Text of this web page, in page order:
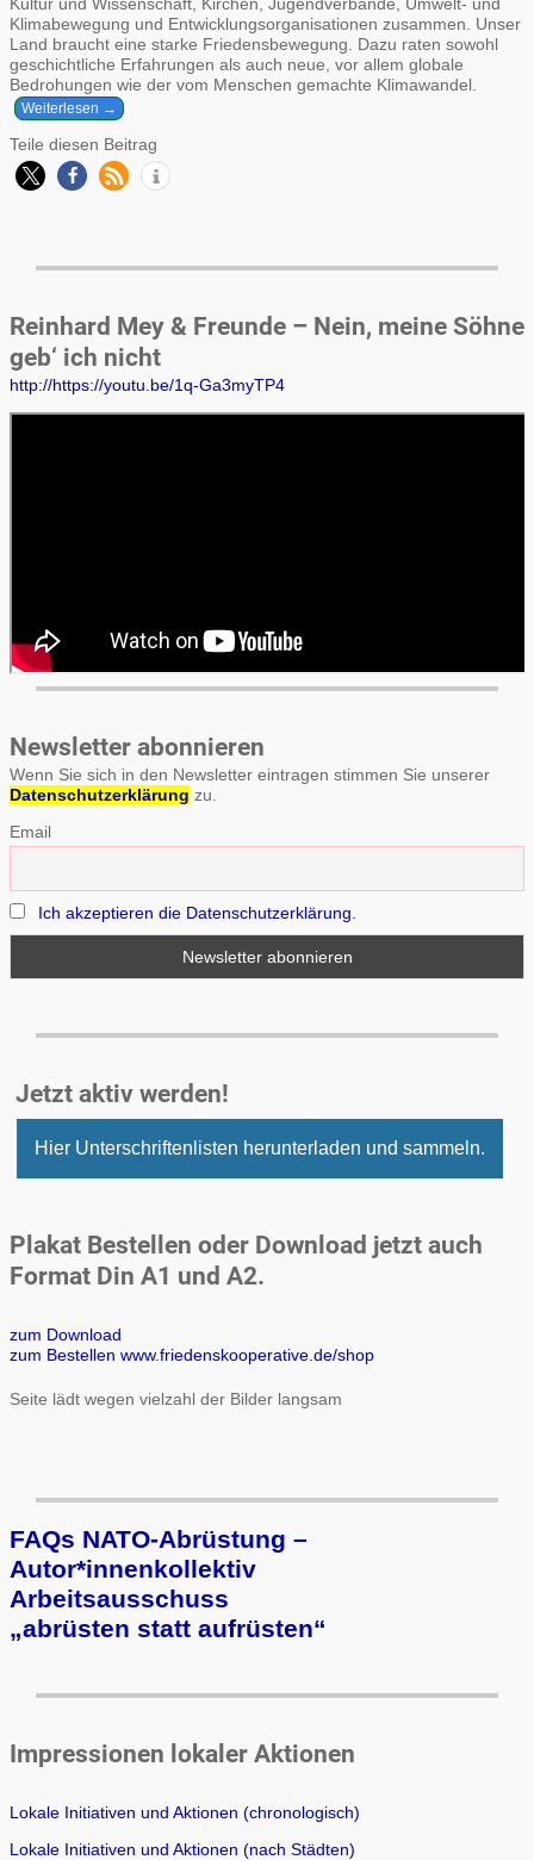
Kultur und Wissenschaft, Kirchen, Jugendverbände, Umwelt- und
Klimabewegung und Entwicklungsorganisationen zusammen. Unser
Land braucht eine starke Friedensbewegung. Dazu raten sowohl
geschichtliche Erfahrungen als auch neue, vor allem globale
Bedrohungen wie der vom Menschen gemachte Klimawandel.
Weiterlesen →
Teile diesen Beitrag
Reinhard Mey & Freunde – Nein, meine Söhne
geb‘ ich nicht
http://https://youtu.be/1q-Ga3myTP4
Newsletter abonnieren
Wenn Sie sich in den Newsletter eintragen stimmen Sie unserer
Datenschutzerklärung zu.
Email
Ich akzeptieren die Datenschutzerklärung.
Jetzt aktiv werden!
Hier Unterschriftenlisten herunterladen und sammeln.
Plakat Bestellen oder Download jetzt auch
Format Din A1 und A2.
zum Download
zum Bestellen www.friedenskooperative.de/shop
Seite lädt wegen vielzahl der Bilder langsam
FAQs NATO-Abrüstung –
Autor*innenkollektiv
Arbeits­aus­schuss
„ab­rüs­ten statt auf­rüs­ten“
Impressionen lokaler Aktionen
Lokale Initiativen und Aktionen (chronologisch)
Lokale Initiativen und Aktionen (nach Städten)